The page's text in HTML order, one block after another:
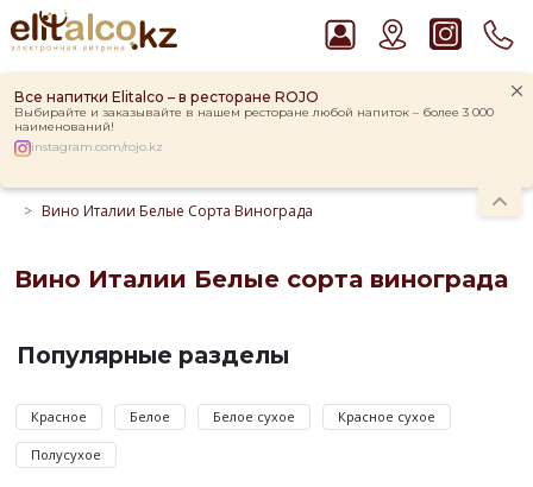
Все напитки Elitalco – в ресторане ROJO
Выбирайте и заказывайте в нашем ресторане любой напиток – более 3 000
наименований!
instagram.com/rojo.kz
Пиво Guinness Draught 4,2% Can
Виски Talisker 10 YO Malt 45,8% in Box
Вино Италии Белые Сорта Винограда
Вино Италии Белые сорта винограда
Италии
Белые
сорта
винограда
по
Популярные разделы
Красное Белое Белое сухое Красное сухое
Полусухое